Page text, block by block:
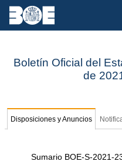
Boletín Oficial del
de
Disposiciones y Anuncios
Sumario BOE-S-2021-